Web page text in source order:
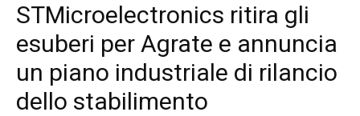
STMicroelectronics ritira gli
esuberi per Agrate e annuncia
un piano industriale di rilancio
dello stabilimento